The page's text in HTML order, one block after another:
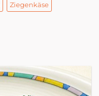
Ziegenkäse